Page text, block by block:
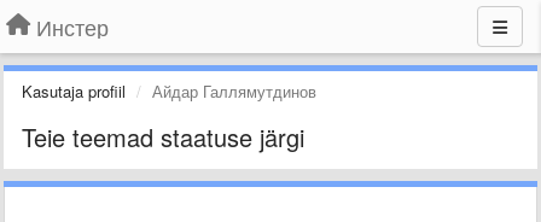
Инстер
Kasutaja profiil Айдар Галлямутдинов
Teie teemad staatuse järgi